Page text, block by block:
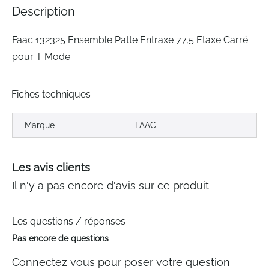
gallery
Description
Faac 132325 Ensemble Patte Entraxe 77,5 Etaxe Carré
pour T Mode
Fiches techniques
Marque FAAC
Les avis clients
Il n'y a pas encore d'avis sur ce produit
Les questions / réponses
Pas encore de questions
Connectez vous pour poser votre question